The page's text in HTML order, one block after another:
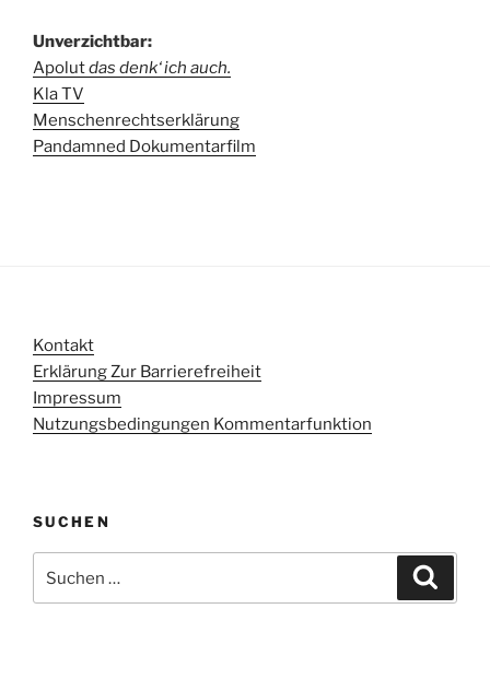
Unverzichtbar:
Apolutdas denk‘ ich auch.
Kla TV
Menschenrechtserklärung
Pandamned Dokumentarfilm
Kontakt
Erklärung Zur Barrierefreiheit
Impressum
Nutzungsbedingungen Kommentarfunktion
SUCHEN
nach: